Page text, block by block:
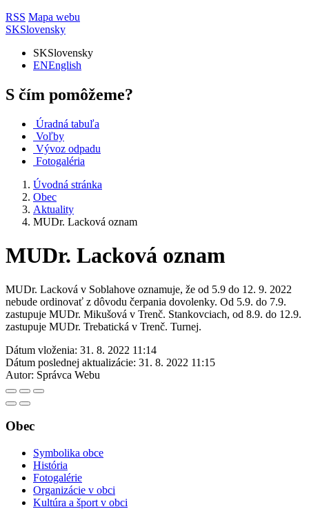
RSS Mapa webu
SKSlovensky
SKSlovensky
ENEnglish
S čím pomôžeme?
Úradná tabuľa
Voľby
Vývoz odpadu
Fotogaléria
Úvodná stránka
Obec
Aktuality
MUDr. Lacková oznam
MUDr. Lacková oznam
MUDr. Lacková v Soblahove oznamuje, že od 5.9 do 12. 9. 2022
nebude ordinovať z dôvodu čerpania dovolenky. Od 5.9. do 7.9.
zastupuje MUDr. Mikušová v Trenč. Stankovciach, od 8.9. do 12.9.
zastupuje MUDr. Trebatická v Trenč. Turnej.
Dátum vloženia: 31. 8. 2022 11:14
Dátum poslednej aktualizácie: 31. 8. 2022 11:15
Autor: Správca Webu
Obec
Symbolika obce
História
Fotogalérie
Organizácie v obci
Kultúra a šport v obci